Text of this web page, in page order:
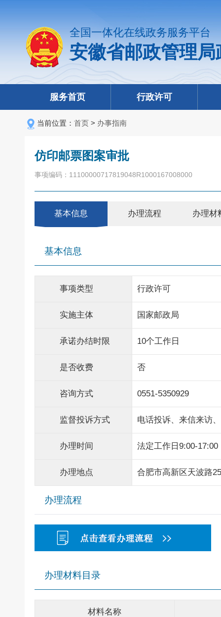
全国一体化在线政务服务平台
安徽省邮政管理
服务首页 行政许可
当前位置： 首页 > 办事指南
仿印邮票图案审批
事项编码：11100000717819048R1000167008000
基本信息 办理流程 办理材
基本信息
事项类型 行政许可
实施主体 国家邮政局
承诺办结时限 10个工作日
是否收费 否
咨询方式 0551-5350929
监督投诉方式 电话投诉、来信来访
办理时间 法定工作日9:00-17:00
办理地点 合肥市高新区天波路
办理流程
办理材料目录
材料名称